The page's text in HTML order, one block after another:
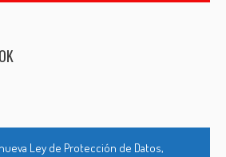
Ley de Protección de Datos,